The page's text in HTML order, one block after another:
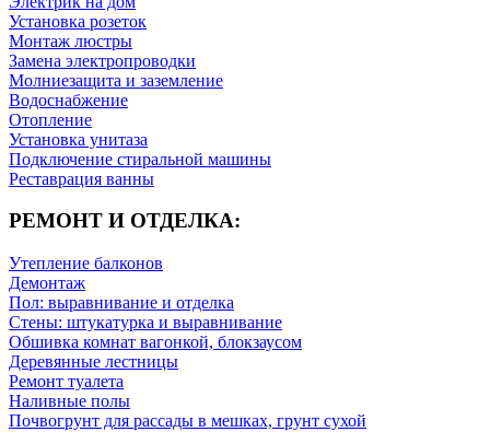
Установка розеток
Монтаж люстры
Замена электропроводки
Молниезащита и заземление
Водоснабжение
Отопление
Установка унитаза
Подключение стиральной машины
Реставрация ванны
РЕМОНТ И ОТДЕЛКА:
Утепление балконов
Демонтаж
Пол: выравнивание и отделка
Стены: штукатурка и выравнивание
Обшивка комнат вагонкой, блокзаусом
Деревянные лестницы
Ремонт туалета
Наливные полы
Почвогрунт для рассады в мешках, грунт сухой